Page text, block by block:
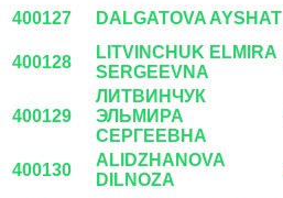
400127 DALGATOVA AYSHAT
400128
LITVINCHUK ELMIRA
SERGEEVNA
400129
ЛИТВИНЧУК
ЭЛЬМИРА
СЕРГЕЕВНА
400130
ALIDZHANOVA
DILNOZA